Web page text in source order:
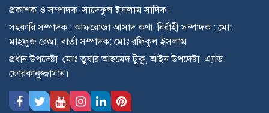
প্রকাশক ও সম্পাদক: সাদেকুল ইসলাম সাদিক।
সহকারি সম্পাদক : আফরোজা আসাদ কণা, নির্বাহী সম্পাদক : মো:
মাহ্ফুজ রেজা, বার্তা সম্পাদক: মোঃ রফিকুল ইসলাম
প্রধান উপদেষ্টা: মোঃ তুষার আহমেদ টুকু, আইন উপদেষ্টা: এ্যাড.
ফোরকানুজ্জামান।